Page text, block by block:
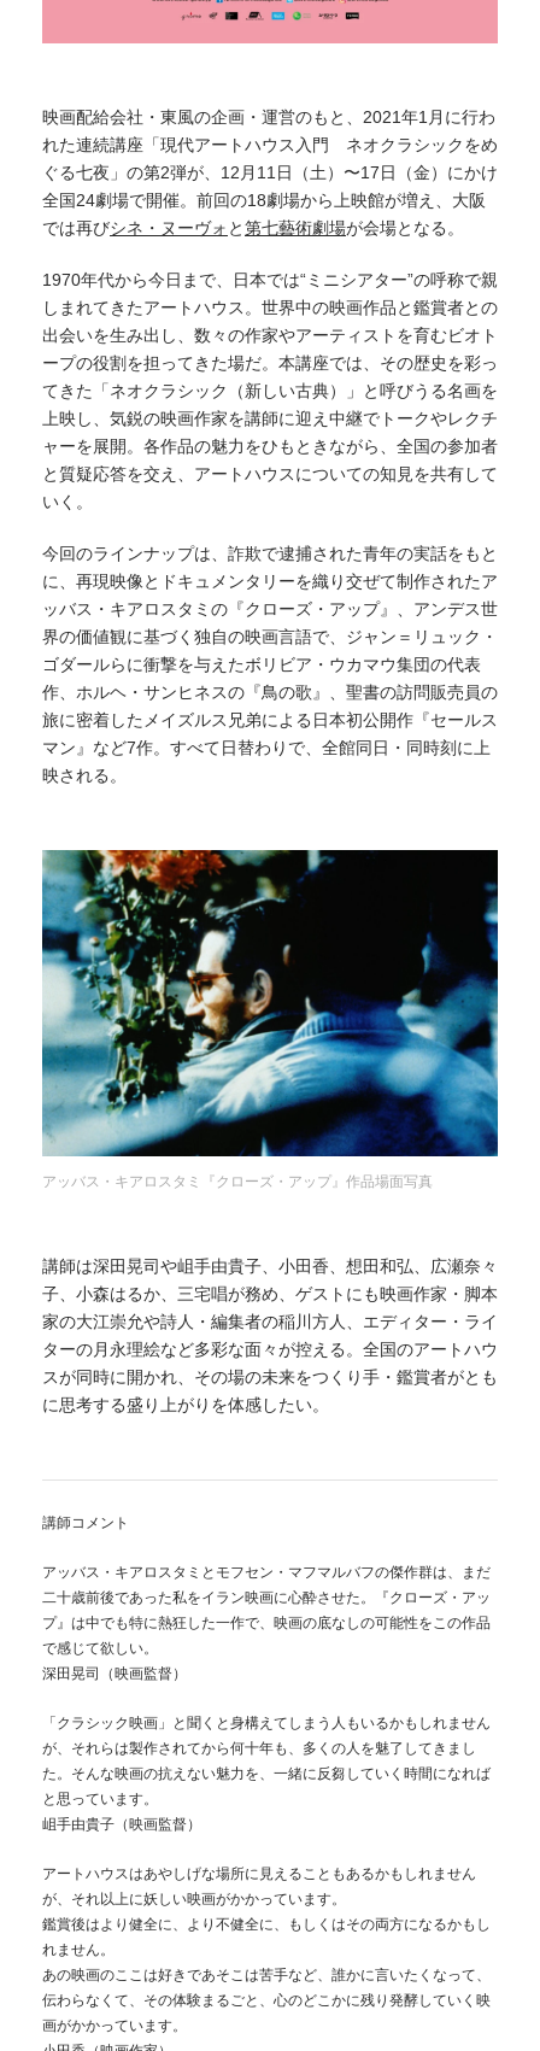
映画配給会社・東風の企画・運営のもと、2021年1月に行わ
れた連続講座「現代アートハウス入門 ネオクラシックをめ
ぐる七夜」の第2弾が、12月11日（土）〜17日（金）にかけ
全国24劇場で開催。前回の18劇場から上映館が増え、大阪
では再びシネ・ヌーヴォ と第七藝術劇場が会場となる。
1970年代から今日まで、日本では“ミニシアター”の呼称で親
しまれてきたアートハウス。世界中の映画作品と鑑賞者との
出会いを生み出し、数々の作家やアーティストを育むビオト
ープの役割を担ってきた場だ。本講座では、その歴史を彩っ
てきた「ネオクラシック（新しい古典）」と呼びうる名画を
上映し、気鋭の映画作家を講師に迎え中継でトークやレクチ
ャーを展開。各作品の魅力をひもときながら、全国の参加者
と質疑応答を交え、アートハウスについての知見を共有して
いく。
今回のラインナップは、詐欺で逮捕された青年の実話をもと
に、再現映像とドキュメンタリーを織り交ぜて制作されたア
ッバス・キアロスタミの『クローズ・アップ』、アンデス世
界の価値観に基づく独自の映画言語で、ジャン＝リュック・
ゴダールらに衝撃を与えたボリビア・ウカマウ集団の代表
作、ホルヘ・サンヒネスの『鳥の歌』、聖書の訪問販売員の
旅に密着したメイズルス兄弟による日本初公開作『セールス
マン』など7作。すべて日替わりで、全館同日・同時刻に上
映される。
アッバス・キアロスタミ『クローズ・アップ』作品場面写真
講師は深田晃司や岨手由貴子、小田香、想田和弘、広瀬奈々
子、小森はるか、三宅唱が務め、ゲストにも映画作家・脚本
家の大江崇允や詩人・編集者の稲川方人、エディター・ライ
ターの月永理絵など多彩な面々が控える。全国のアートハウ
スが同時に開かれ、その場の未来をつくり手・鑑賞者がとも
に思考する盛り上がりを体感したい。
講師コメント
アッバス・キアロスタミとモフセン・マフマルバフの傑作群は、まだ
二十歳前後であった私をイラン映画に心酔させた。『クローズ・アッ
プ』は中でも特に熱狂した一作で、映画の底なしの可能性をこの作品
で感じて欲しい。
深田晃司（映画監督）
「クラシック映画」と聞くと身構えてしまう人もいるかもしれません
が、それらは製作されてから何十年も、多くの人を魅了してきまし
た。そんな映画の抗えない魅力を、一緒に反芻していく時間になれば
と思っています。
岨手由貴子（映画監督）
アートハウスはあやしげな場所に見えることもあるかもしれません
が、それ以上に妖しい映画がかかっています。
鑑賞後はより健全に、より不健全に、もしくはその両方になるかもし
れません。
あの映画のここは好きであそこは苦手など、誰かに言いたくなって、
伝わらなくて、その体験まるごと、心のどこかに残り発酵していく映
画がかかっています。